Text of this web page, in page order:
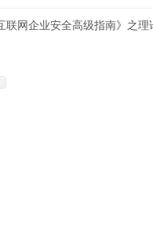
联网企业安全高级指南》之理